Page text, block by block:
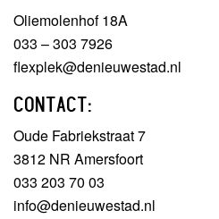
Oliemolenhof 18A
033 – 303 7926
flexplek@denieuwestad.nl
CONTACT:
Oude Fabriekstraat 7
3812 NR Amersfoort
033 203 70 03
info@denieuwestad.nl